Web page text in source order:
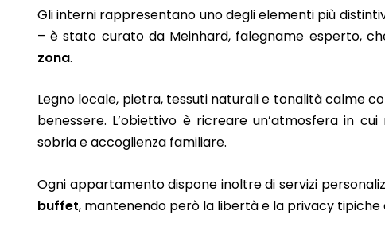
Gli interni rappresentano uno degli elementi più
– è stato curato da Meinhard, falegname esperto,
zona.
Legno locale, pietra, tessuti naturali e tonalità calme
benessere. L’obiettivo è ricreare un’atmosfera in
sobria e accoglienza familiare.
Ogni appartamento dispone inoltre di servizi
buffet, mantenendo però la libertà e la privacy